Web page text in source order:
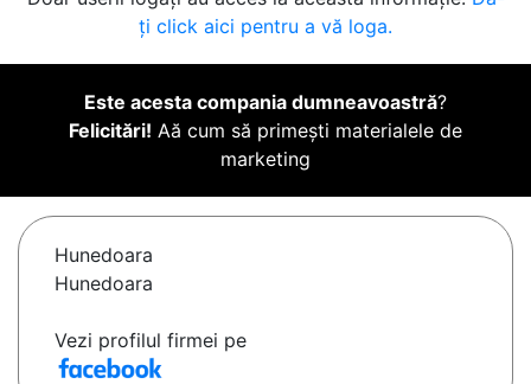
ți click aici pentru a vă loga.
Este acesta compania dumneavoastră?
Felicitări! Aă cum să primești materialele de
marketing
Hunedoara
Hunedoara
Vezi profilul firmei pe